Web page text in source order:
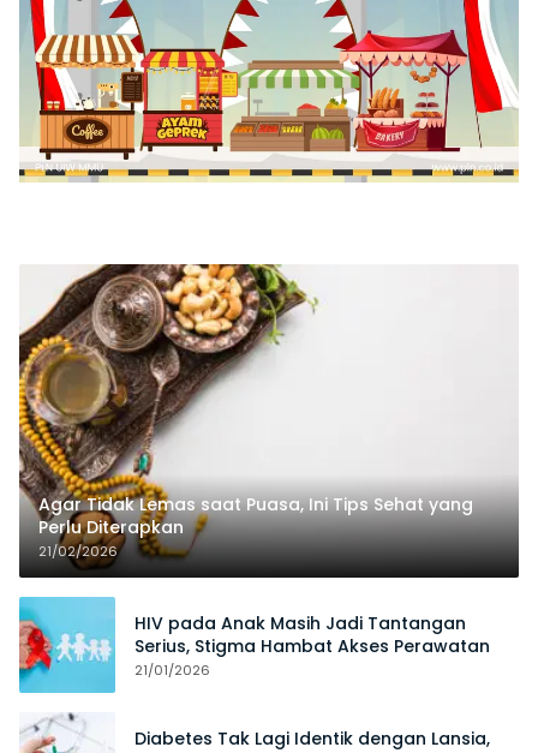
Agar Tidak Lemas saat Puasa, Ini Tips Sehat yang
Perlu Diterapkan
21/02/2026
HIV pada Anak Masih Jadi Tantangan
Serius, Stigma Hambat Akses Perawatan
21/01/2026
Diabetes Tak Lagi Identik dengan Lansia,